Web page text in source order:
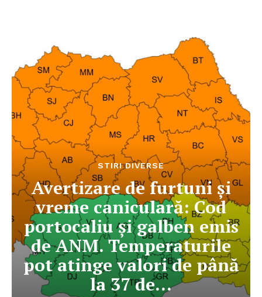
STIRI DIVERSE
Avertizare de furtuni și
vreme caniculară: Cod
portocaliu și galben emis
de ANM. Temperaturile
pot atinge valori de până
la 37 de…